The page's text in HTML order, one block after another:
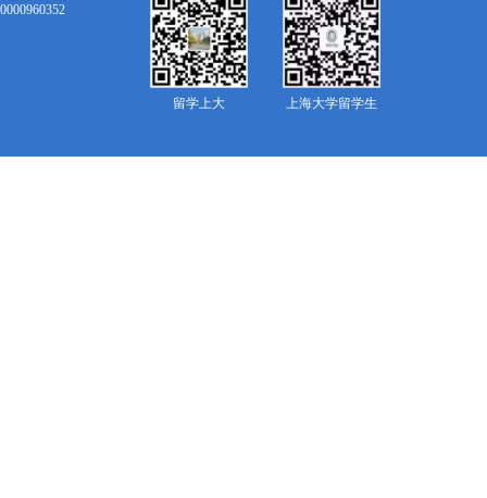
0000960352
留学上大 上海大学留学生